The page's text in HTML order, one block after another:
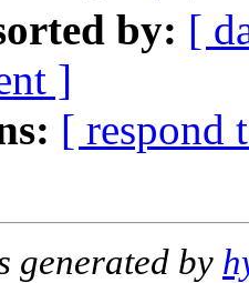
by: [
]
[ respond
generated by